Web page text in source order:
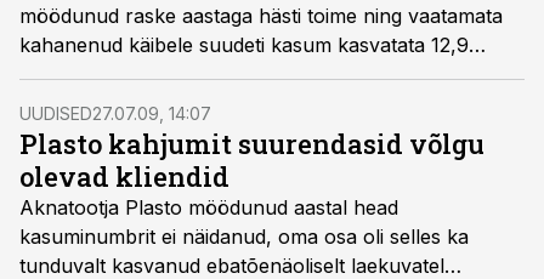
möödunud raske aastaga hästi toime ning vaatamata
kahanenud käibele suudeti kasum kasvatata 12,9
miljonilt kroonilt 13,3 miljonile kroonile.
UUDISED27.07.09, 14:07
Plasto kahjumit suurendasid võlgu
olevad kliendid
Aknatootja Plasto möödunud aastal head
kasuminumbrit ei näidanud, oma osa oli selles ka
tunduvalt kasvanud ebatõenäoliselt laekuvatel